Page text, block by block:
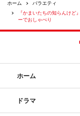
ホーム
バラエティ
『かまいたちの知らんけど
ーでおしゃべり
ホーム
ドラマ